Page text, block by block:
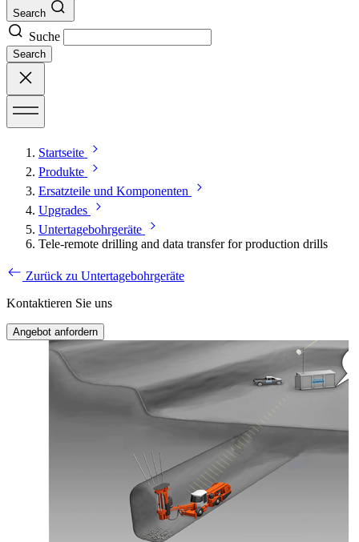
Search
Suche
Search
Startseite
Produkte
Ersatzteile und Komponenten
Upgrades
Untertagebohrgeräte
Tele-remote drilling and data transfer for production drills
Zurück zu Untertagebohrgeräte
Kontaktieren Sie uns
Angebot anfordern